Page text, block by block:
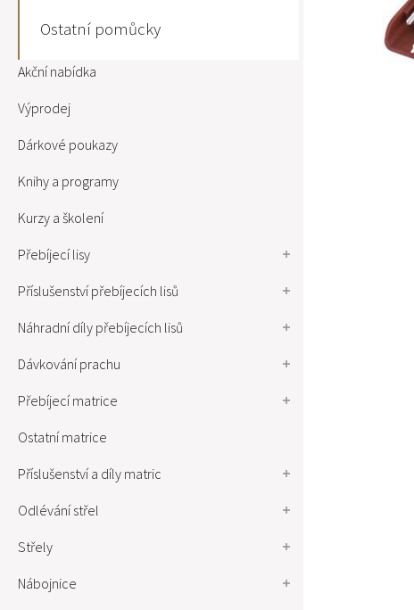
Ostatní pomůcky
Akční nabídka
Výprodej
Dárkové poukazy
Knihy a programy
Kurzy a školení
Přebíjecí lisy
Příslušenství přebíjecích lisů
Náhradní díly přebíjecích lisů
Dávkování prachu
Přebíjecí matrice
Ostatní matrice
Příslušenství a díly matric
Odlévání střel
Střely
Nábojnice